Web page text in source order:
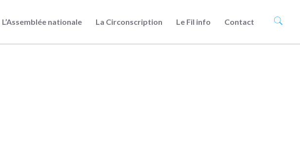
L’Assemblée nationale La Circonscription Le Fil info Contact